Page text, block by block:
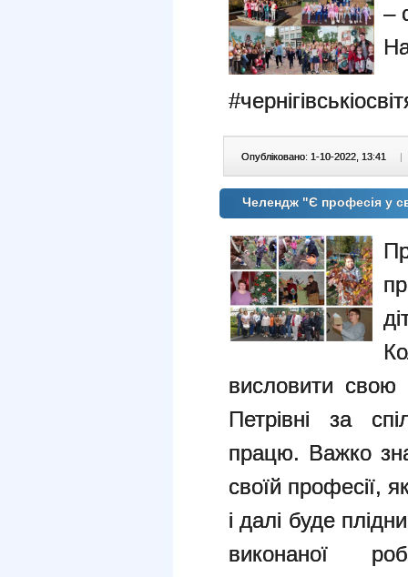
–
Опубліковано: 1-10-2022, 13:41 |
Челендж "Є професія у
висловити свою
Петрівні за
працю. Важко
своїй професії,
і далі буде
виконаної